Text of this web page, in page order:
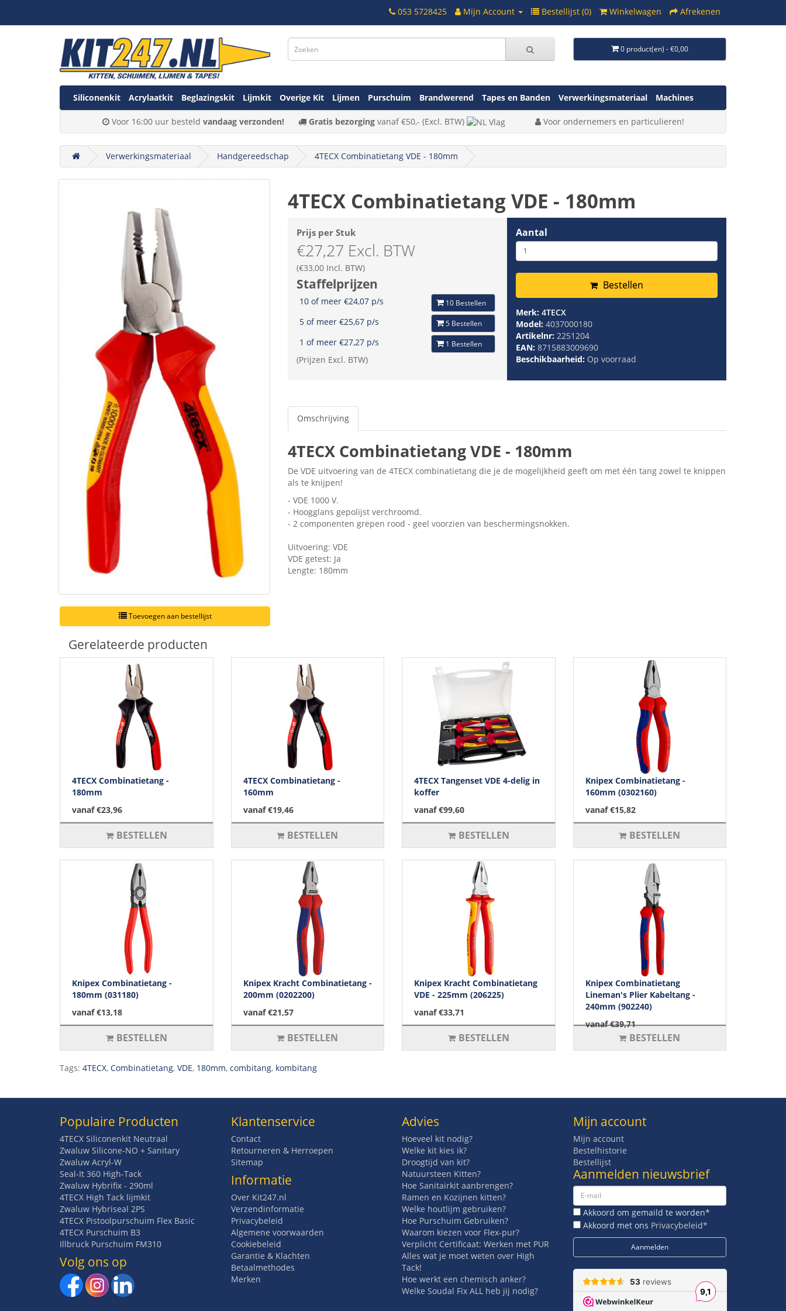
053 5728425 Mijn Account Bestellijst (0) Winkelwagen Afrekenen
0 product(en) - €0,00
Siliconenkit Acrylaatkit Beglazingskit Lijmkit Overige Kit Lijmen Purschuim Brandwerend Tapes en Banden Verwerkingsmateriaal Machines
Voor 16:00 uur besteld vandaag verzonden! Gratis bezorgingvanaf€50,- (Excl. BTW) Voor ondernemers en particulieren!
Verwerkingsmateriaal Handgereedschap 4TECX Combinatietang VDE - 180mm
Toevoegen aan bestellijst
4TECX Combinatietang VDE - 180mm
Prijs per Stuk
€27,27 Excl. BTW
(€33,00 Incl. BTW)
Staffelprijzen
10 of meer €24,07 p/s 10 Bestellen
5 of meer €25,67 p/s 5 Bestellen
1 of meer €27,27 p/s 1 Bestellen
(Prijzen Excl. BTW)
Aantal
Bestellen
Merk: 4TECX
Model: 4037000180
Artikelnr: 2251204
EAN: 8715883009690
Beschikbaarheid: Op voorraad
Omschrijving
4TECX Combinatietang VDE - 180mm
De VDE uitvoering van de 4TECX combinatietang die je de mogelijkheid geeft om met één tang zowel te knippen
als te knijpen!
- VDE 1000 V.
- Hoogglans gepolijst verchroomd.
- 2 componenten grepen rood - geel voorzien van beschermingsnokken.
Uitvoering: VDE
VDE getest: Ja
Lengte: 180mm
Gerelateerde producten
4TECX Combinatietang -
180mm
vanaf €23,96
BESTELLEN
4TECX Combinatietang -
160mm
vanaf €19,46
BESTELLEN
4TECX Tangenset VDE 4-delig in
koffer
vanaf €99,60
BESTELLEN
Knipex Combinatietang -
160mm (0302160)
vanaf €15,82
BESTELLEN
Knipex Combinatietang -
180mm (031180)
vanaf €13,18
BESTELLEN
Knipex Kracht Combinatietang -
200mm (0202200)
vanaf €21,57
BESTELLEN
Knipex Kracht Combinatietang
VDE - 225mm (206225)
vanaf €33,71
BESTELLEN
Knipex Combinatietang
Lineman's Plier Kabeltang -
240mm (902240)
vanaf €39,71
BESTELLEN
Tags: 4TECX, Combinatietang, VDE, 180mm, combitang, kombitang
Populaire Producten
4TECX Siliconenkit Neutraal
Zwaluw Silicone-NO + Sanitary
Zwaluw Acryl-W
Seal-It 360 High-Tack
Zwaluw Hybrifix - 290ml
4TECX High Tack lijmkit
Zwaluw Hybriseal 2PS
4TECX Pistoolpurschuim Flex Basic
4TECX Purschuim B3
Illbruck Purschuim FM310
Volg ons op
Klantenservice
Contact
Retourneren & Herroepen
Sitemap
Informatie
Over Kit247.nl
Verzendinformatie
Privacybeleid
Algemene voorwaarden
Cookiebeleid
Garantie & Klachten
Betaalmethodes
Merken
Advies
Hoeveel kit nodig?
Welke kit kies ik?
Droogtijd van kit?
Natuursteen Kitten?
Hoe Sanitairkit aanbrengen?
Ramen en Kozijnen kitten?
Welke houtlijm gebruiken?
Hoe Purschuim Gebruiken?
Waarom kiezen voor Flex-pur?
Verplicht Certificaat: Werken met PUR
Alles wat je moet weten over High
Tack!
Hoe werkt een chemisch anker?
Welke Soudal Fix ALL heb jij nodig?
Mijn account
Mijn account
Bestelhistorie
Bestellijst
Aanmelden nieuwsbrief
Akkoord om gemaild te worden*
Akkoord met ons Privacybeleid*